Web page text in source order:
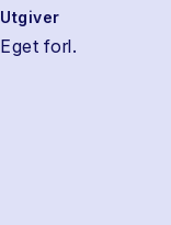
Utgiver
Eget forl.